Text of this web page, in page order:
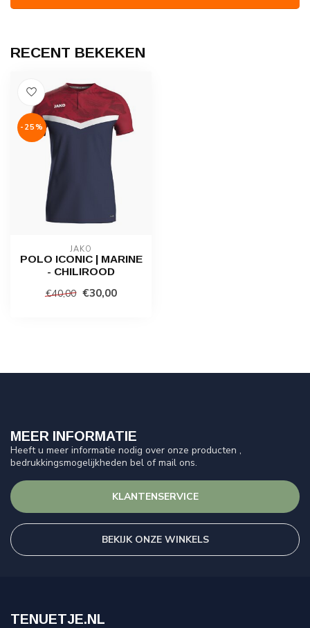
RECENT BEKEKEN
-25%
JAKO
POLO ICONIC | MARINE
- CHILIROOD
€40,00 €30,00
MEER INFORMATIE
Heeft u meer informatie nodig over onze producten ,
bedrukkingsmogelijkheden bel of mail ons.
KLANTENSERVICE
BEKIJK ONZE WINKELS
TENUETJE.NL